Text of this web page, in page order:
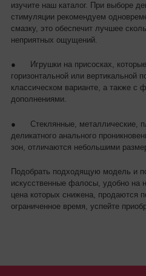
изучите наш каталог. При выборе
стимуляции рекомендуем
смазку, это обеспечит лучшее
неприятных ощущений.
●
Игрушки на присосках,
горизонтальной или вертикальной
классическом варианте, а также с
дополнениями.
●
Стеклянные, металлические,
деликатного анального
зон, отличаются небольшими
Подобрать подходящую модель и
искусственные фалосы, удобно на
цена которых снижена, продаются
ограниченное время, успейте